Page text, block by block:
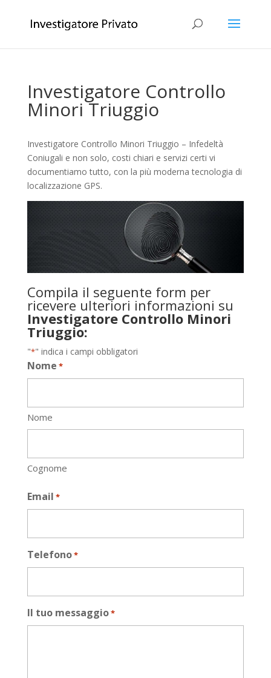
Investigatore Controllo
Minori Triuggio
Investigatore Controllo Minori Triuggio – Infedeltà
Coniugali e non solo, costi chiari e servizi certi vi
documentiamo tutto, con la più moderna tecnologia di
localizzazione GPS.
Compila il seguente form per
ricevere ulteriori informazioni su
Investigatore Controllo Minori
Triuggio:
"*" indica i campi obbligatori
Nome *
Nome
Cognome
Email *
Telefono*
Il tuo messaggio*